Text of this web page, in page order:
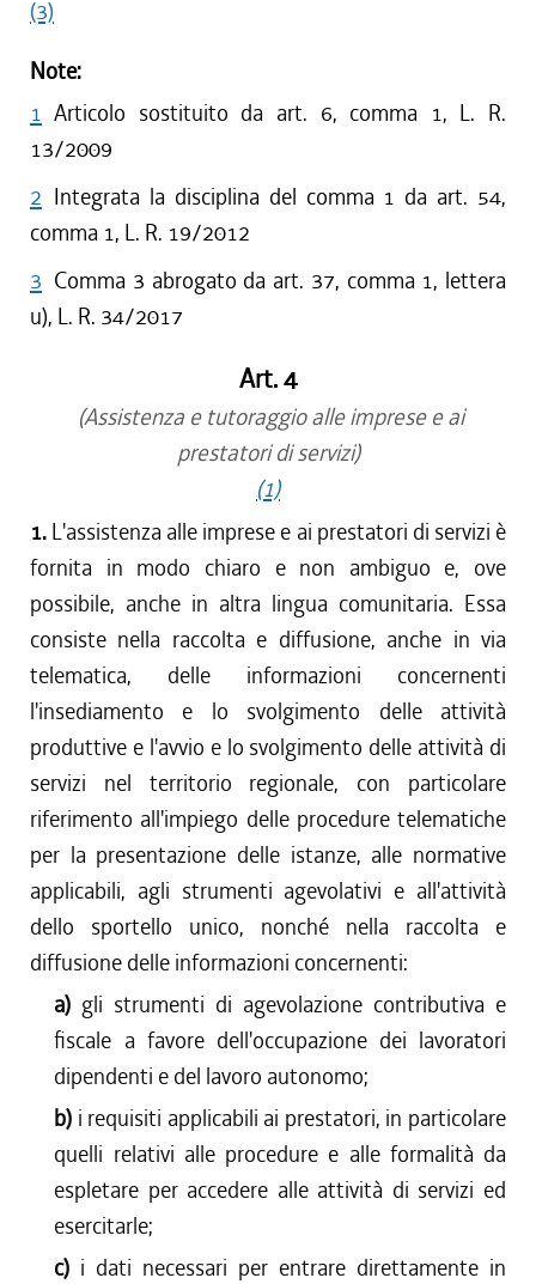
(3)
Note:
1 Articolo sostituito da art. 6, comma 1, L. R.
13/2009
2 Integrata la disciplina del comma 1 da art. 54,
comma 1, L. R. 19/2012
3 Comma 3 abrogato da art. 37, comma 1, lettera
u), L. R. 34/2017
Art. 4
(Assistenza e tutoraggio alle imprese e ai
prestatori di servizi)
(1)
1. L'assistenza alle imprese e ai prestatori di servizi è
fornita in modo chiaro e non ambiguo e, ove
possibile, anche in altra lingua comunitaria. Essa
consiste nella raccolta e diffusione, anche in via
telematica, delle informazioni concernenti
l'insediamento e lo svolgimento delle attività
produttive e l'avvio e lo svolgimento delle attività di
servizi nel territorio regionale, con particolare
riferimento all'impiego delle procedure telematiche
per la presentazione delle istanze, alle normative
applicabili, agli strumenti agevolativi e all'attività
dello sportello unico, nonché nella raccolta e
diffusione delle informazioni concernenti:
a) gli strumenti di agevolazione contributiva e
fiscale a favore dell'occupazione dei lavoratori
dipendenti e del lavoro autonomo;
b) i requisiti applicabili ai prestatori, in particolare
quelli relativi alle procedure e alle formalità da
espletare per accedere alle attività di servizi ed
esercitarle;
c) i dati necessari per entrare direttamente in